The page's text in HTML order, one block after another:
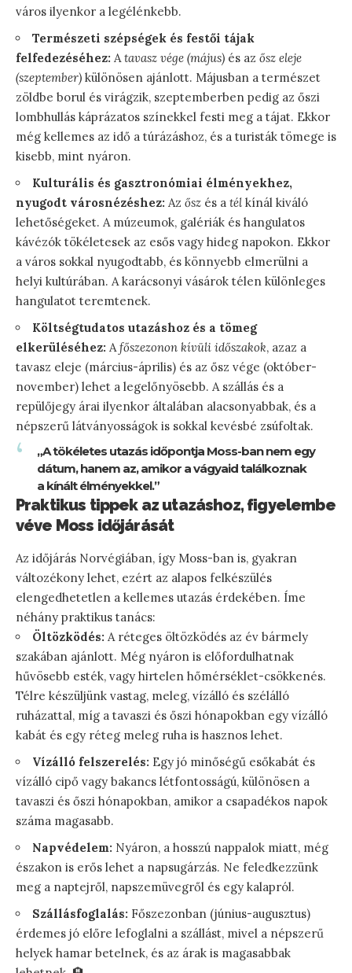
város ilyenkor a legélénkebb.
Természeti szépségek és festői tájak
felfedezéséhez: A tavasz vége (május) és az ősz eleje
(szeptember) különösen ajánlott. Májusban a természet
zöldbe borul és virágzik, szeptemberben pedig az őszi
lombhullás káprázatos színekkel festi meg a tájat. Ekkor
még kellemes az idő a túrázáshoz, és a turisták tömege is
kisebb, mint nyáron.
Kulturális és gasztronómiai élményekhez,
nyugodt városnézéshez: Az ősz és a tél kínál kiváló
lehetőségeket. A múzeumok, galériák és hangulatos
kávézók tökéletesek az esős vagy hideg napokon. Ekkor
a város sokkal nyugodtabb, és könnyebb elmerülni a
helyi kultúrában. A karácsonyi vásárok télen különleges
hangulatot teremtenek.
Költségtudatos utazáshoz és a tömeg
elkerüléséhez: A főszezonon kívüli időszakok, azaz a
tavasz eleje (március-április) és az ősz vége (október-
november) lehet a legelőnyösebb. A szállás és a
repülőjegy árai ilyenkor általában alacsonyabbak, és a
népszerű látványosságok is sokkal kevésbé zsúfoltak.
„A tökéletes utazás időpontja Moss-ban nem egy
dátum, hanem az, amikor a vágyaid találkoznak
a kínált élményekkel.”
Praktikus tippek az utazáshoz, figyelembe
véve Moss időjárását
Az időjárás Norvégiában, így Moss-ban is, gyakran
változékony lehet, ezért az alapos felkészülés
elengedhetetlen a kellemes utazás érdekében. Íme
néhány praktikus tanács:
Öltözködés: A réteges öltözködés az év bármely
szakában ajánlott. Még nyáron is előfordulhatnak
hűvösebb esték, vagy hirtelen hőmérséklet-csökkenés.
Télre készüljünk vastag, meleg, vízálló és szélálló
ruházattal, míg a tavaszi és őszi hónapokban egy vízálló
kabát és egy réteg meleg ruha is hasznos lehet.
Vízálló felszerelés: Egy jó minőségű esőkabát és
vízálló cipő vagy bakancs létfontosságú, különösen a
tavaszi és őszi hónapokban, amikor a csapadékos napok
száma magasabb.
Napvédelem: Nyáron, a hosszú nappalok miatt, még
északon is erős lehet a napsugárzás. Ne feledkezzünk
meg a naptejről, napszemüvegről és egy kalapról.
Szállásfoglalás: Főszezonban (június-augusztus)
érdemes jó előre lefoglalni a szállást, mivel a népszerű
helyek hamar betelnek, és az árak is magasabbak